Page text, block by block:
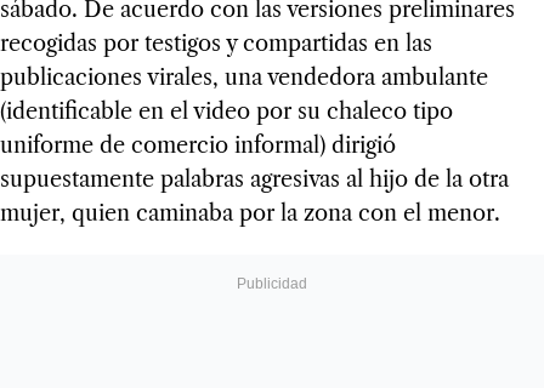
sábado. De acuerdo con las versiones preliminares
recogidas por testigos y compartidas en las
publicaciones virales, una vendedora ambulante
(identificable en el video por su chaleco tipo
uniforme de comercio informal) dirigió
supuestamente palabras agresivas al hijo de la otra
mujer, quien caminaba por la zona con el menor.